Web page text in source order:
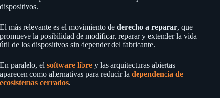
dispositivos.
El más relevante es el movimiento de derecho a reparar, que
promueve la posibilidad de modificar, reparar y extender la vida
útil de los dispositivos sin depender del fabricante.
En paralelo, el software libre y las arquitecturas abiertas
aparecen como alternativas para reducir la dependencia de
ecosistemas cerrados.